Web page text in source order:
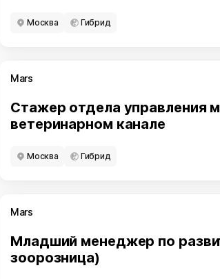
Москва Гибрид
Mars
Стажер отдела управления
ветеринарном канале
Москва Гибрид
Mars
Младший менеджер по
зоорозница)